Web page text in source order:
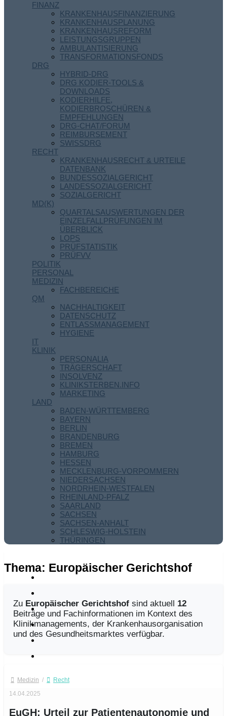
FINANZ
KRANKENHAUSFINANZIERUNG
KRANKENHAUSPLANUNG
KRANKENHAUSREFORM
LEISTUNGSGRUPPEN
AMBULANTISIERUNG
TRANSFORMATIONSFONDS
DRG
HYBRID-DRG
DRG KODIER-TOOLS &
DOWNLOADS
KODIERHILFE,
KODIERBROSCHÜREN &
EMPFEHLUNGEN
DRG-CHAT/FORUM
REIMBURSEMENT
SWISSDRG
RECHT
KRANKENHAUSRECHT & URTEILE
DATENBANK
BUNDESSOZIALGERICHT
LANDESSOZIALGERICHT
SOZIALGERICHT
MD(K)
QUARTALSAUSWERTUNGEN DER
EINZELFALLPRÜFUNGEN IM
ÜBERBLICK
LOPS
PRÜFSTATISTIK
PRÜFVV
POLITIK
PERSONAL
MEDIZIN
FACHBEREICHE
QM
NACHHALTIGKEIT
DATENSCHUTZ
ENTLASSMANAGEMENT
HYGIENE
IT
KLINIK
PERSONALIA
TRÄGERSCHAFT
INSOLVENZ
KLINIKSTERBEN.INFO
MARKETING
LAND
BADEN-WÜRTTEMBERG
BAYERN
BERLIN
BRANDENBURG
BREMEN
HAMBURG
HESSEN
MECKLENBURG-VORPOMMERN
NIEDERSACHSEN
NORDRHEIN-WESTFALEN
RHEINLAND-PFALZ
SAARLAND
SACHSEN
SACHSEN-ANHALT
SCHLESWIG-HOLSTEIN
THÜRINGEN
Thema: Europäischer Gerichtshof
Zu Europäischer Gerichtshof sind aktuell 12
Beiträge und Fachinformationen im Kontext des
Klinikmanagements, der Krankenhausorganisation
und des Gesundheitsmarktes verfügbar.
Medizin /
Recht
14.04.2025
EuGH: Urteil zur Patientenautonomie und